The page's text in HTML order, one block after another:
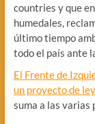
countries y que
humedales,
último tiempo
todo el país ante
El Frente de
un proyecto de
suma a las